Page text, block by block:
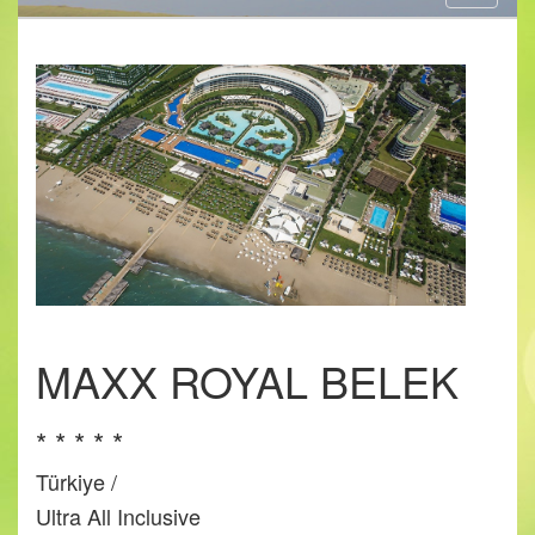
MAXX ROYAL BELEK
* * * * *
Türkiye /
Ultra All Inclusive